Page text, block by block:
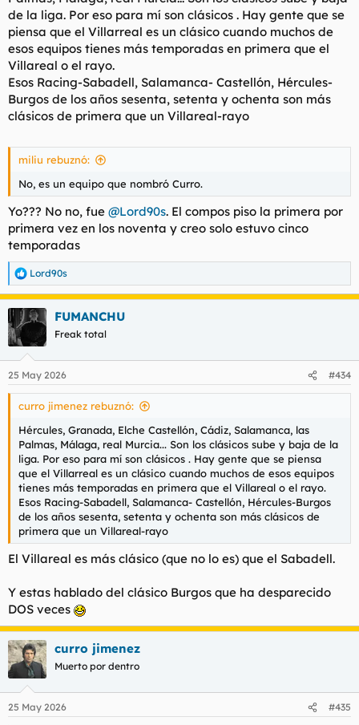
hicieron y eso es lo que les hizo más fuertes.
de la liga. Por eso para mí son clásicos . Hay gente que se
piensa que el Villarreal es un clásico cuando muchos de
esos equipos tienes más temporadas en primera que el
Villareal o el rayo.
Esos Racing-Sabadell, Salamanca- Castellón, Hércules-
Burgos de los años sesenta, setenta y ochenta son más
clásicos de primera que un Villareal-rayo
miliu rebuznó:
No, es un equipo que nombró Curro.
Yo??? No no, fue @Lord90s. El compos piso la primera por
primera vez en los noventa y creo solo estuvo cinco
temporadas
R
e
a
c
i
e
s
Lord90s
FUMANCHU
Freak total
25 May 2026 #434
curro jimenez rebuznó:
Hércules, Granada, Elche Castellón, Cádiz, Salamanca, las
Palmas, Málaga, real Murcia... Son los clásicos sube y baja de la
liga. Por eso para mí son clásicos . Hay gente que se piensa
que el Villarreal es un clásico cuando muchos de esos equipos
tienes más temporadas en primera que el Villareal o el rayo.
Esos Racing-Sabadell, Salamanca- Castellón, Hércules-Burgos
de los años sesenta, setenta y ochenta son más clásicos de
primera que un Villareal-rayo
El Villareal es más clásico (que no lo es) que el Sabadell.
Y estas hablado del clásico Burgos que ha desparecido
DOS veces
curro jimenez
Muerto por dentro
25 May 2026 #435